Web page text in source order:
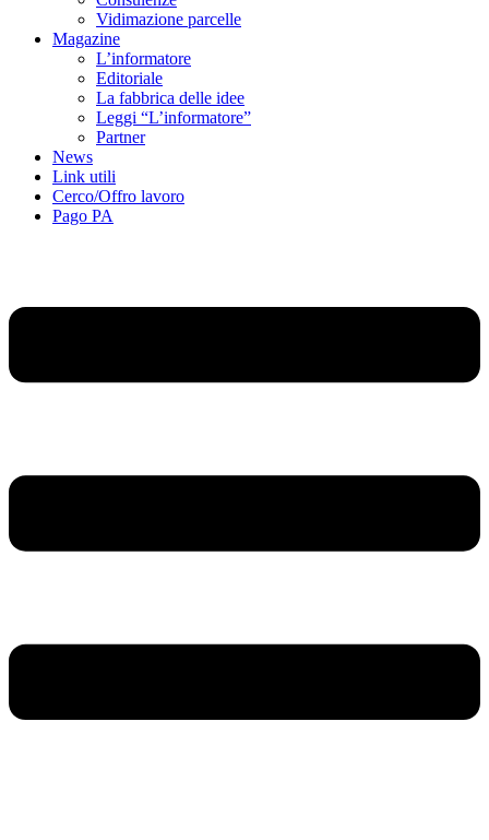
Vidimazione parcelle
Magazine
L’informatore
Editoriale
La fabbrica delle idee
Leggi “L’informatore”
Partner
News
Link utili
Cerco/Offro lavoro
Pago PA